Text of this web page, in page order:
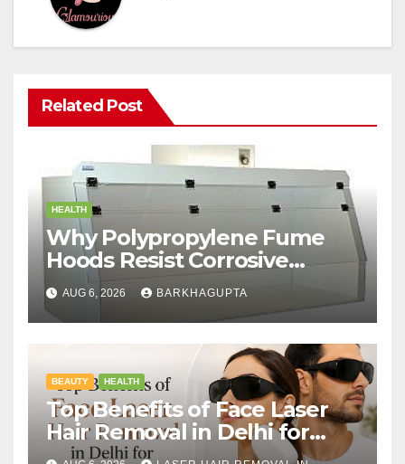
Related Post
HEALTH
Why Polypropylene Fume
Hoods Resist Corrosive
Chemicals?
AUG 6, 2026 BARKHAGUPTA
BEAUTY HEALTH
Top Benefits of Face Laser
Hair Removal in Delhi for
Men and Women